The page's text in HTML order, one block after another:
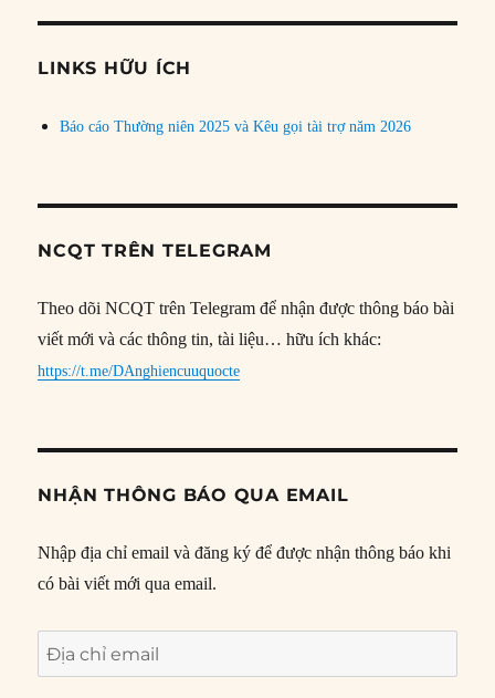
đề
LINKS HỮU ÍCH
Báo cáo Thường niên 2025 và Kêu gọi tài trợ năm 2026
NCQT TRÊN TELEGRAM
Theo dõi NCQT trên Telegram để nhận được thông báo bài
viết mới và các thông tin, tài liệu… hữu ích khác:
https://t.me/DAnghiencuuquocte
NHẬN THÔNG BÁO QUA EMAIL
Nhập địa chỉ email và đăng ký để được nhận thông báo khi
có bài viết mới qua email.
Địa
chỉ